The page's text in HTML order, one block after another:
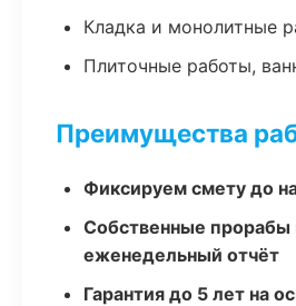
Кладка и монолитные
Плиточные работы,
Преимущества
Фиксируем смету до
Собственные прорабы
еженедельный отчёт
Гарантия до 5 лет на